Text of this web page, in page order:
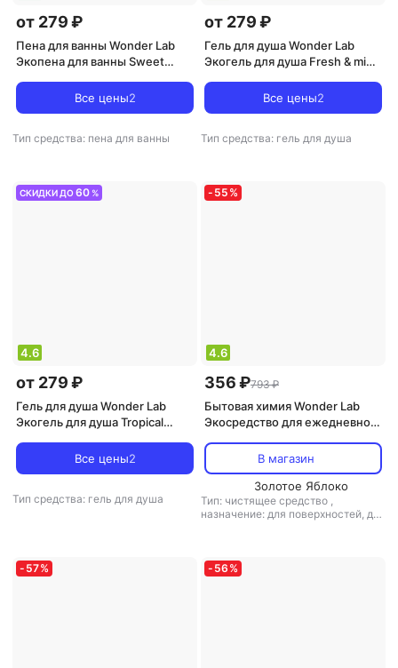
от 279 ₽
Пена для ванны Wonder Lab
Экопена для ванны Sweet
Все цены2
Тип средства: пена для ванны
от 279 ₽
Гель для душа Wonder Lab
Экогель для душа Fresh & mint
Все цены2
Тип средства: гель для душа
СКИДКИ ДО60 %
4.6
от 279 ₽
Гель для душа Wonder Lab
Экогель для душа Tropical
Все цены2
Тип средства: гель для душа
- 55 %
4.6
356 ₽793 ₽
Бытовая химия Wonder Lab
Экосредство для ежедневной
В магазин
Золотое Яблоко
Тип: чистящее средство ,
назначение: для поверхностей, для
ткани: универсальный, для шерсти
и шелка
- 57% - 56 %